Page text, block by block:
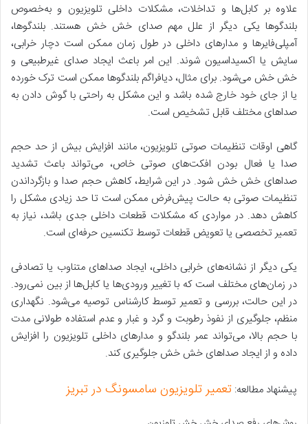
علاوه بر کابل‌ها و تداخلات، مشکلات داخلی تلویزیون و به‌خصوص
بلندگوها یکی دیگر از علل مهم صدای خش خش هستند. بلندگوها،
آمپلی‌فایرها و مدارهای داخلی در طول زمان ممکن است دچار خرابی،
سایش یا اکسیداسیون شوند. این امر باعث ایجاد صدای غیرطبیعی و
خش خش می‌شود. برای مثال، دیافراگم بلندگوها ممکن است ترک خورده
یا از جای خود خارج شده باشد و این مشکل به راحتی با گوش دادن به
صداهای مختلف قابل تشخیص است.
گاهی اوقات تنظیمات صوتی تلویزیون، مانند افزایش بیش از حد حجم
صدا یا فعال بودن افکت‌های صوتی خاص، می‌تواند باعث تشدید
صداهای خش خش شود. در این شرایط، کاهش حجم صدا و بازگرداندن
تنظیمات صوتی به حالت پیش‌فرض ممکن است تا حد زیادی مشکل را
کاهش دهد. در مواردی که مشکلات قطعات داخلی جدی باشد، نیاز به
تعمیر تخصصی یا تعویض قطعات توسط تکنسین حرفه‌ای است.
یکی دیگر از نشانه‌های خرابی داخلی، ایجاد صداهای متناوب یا تصادفی
در زمان‌های مختلف است که با تغییر ورودی‌ها یا کابل‌ها از بین نمی‌رود.
در این حالت، بررسی و تعمیر توسط کارشناس توصیه می‌شود. نگهداری
منظم، جلوگیری از نفوذ رطوبت و گرد و غبار و عدم استفاده طولانی مدت
با حجم بالا، می‌تواند عمر بلندگو و مدارهای داخلی تلویزیون را افزایش
داده و از ایجاد صداهای خش خش جلوگیری کند.
پیشنهاد مطالعه: تعمیر تلویزیون سامسونگ در تبریز